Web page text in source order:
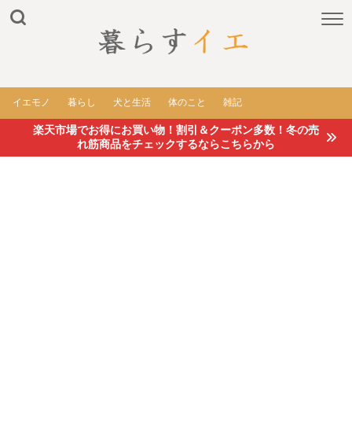
イエモノ 暮らし 犬と生活 体のこと 雑記
楽天市場でお得にお買い物！割引＆クーポン多数！冬の売
れ筋商品をチェックするならこちらから